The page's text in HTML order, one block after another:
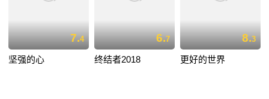
7.4
坚强的心
6.7
终结者2018
8.3
更好的世界